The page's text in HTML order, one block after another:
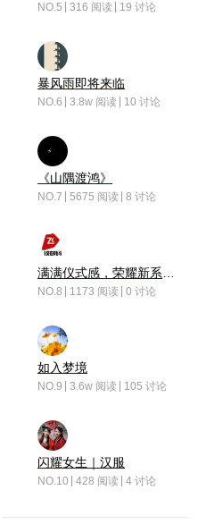
NO.5 316 阅读 19 讨论
暴风雨即将来临
NO.6 3.8w 阅读 10 讨论
《山隅渡鸿》
NO.7 5675 阅读 8 讨论
NO.8 1173 阅读 0 讨论
如入梦境
NO.9 3.6w 阅读 105 讨论
闪耀女生｜汉服
NO.10 428 阅读 4 讨论